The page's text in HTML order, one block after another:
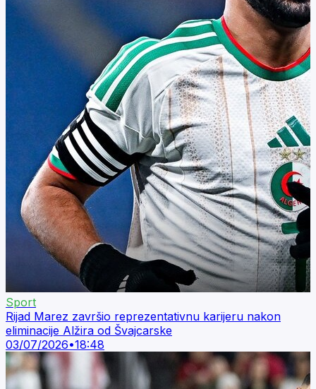
Sport
Rijad Marez završio reprezentativnu karijeru nakon
eliminacije Alžira od Švajcarske
03/07/2026•18:48